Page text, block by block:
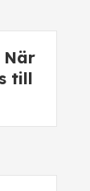
När
till